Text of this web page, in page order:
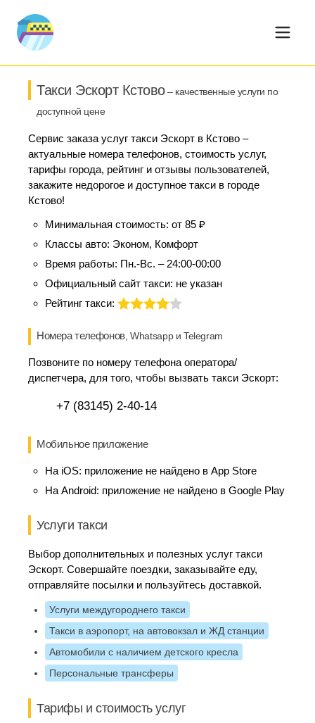
Такси Эскорт Кстово– качественные услуги по
доступной цене
Сервис заказа услуг такси Эскорт в Кстово –
актуальные номера телефонов, стоимость услуг,
тарифы города, рейтинг и отзывы пользователей,
закажите недорогое и доступное такси в городе
Кстово!
Минимальная стоимость: от 85 ₽
Классы авто: Эконом, Комфорт
Время работы: Пн.-Вс. – 24:00-00:00
Официальный сайт такси: не указан
Рейтинг такси:
Номера телефонов, Whatsapp и Telegram
Позвоните по номеру телефона оператора/
диспетчера, для того, чтобы вызвать такси Эскорт:
+7 (83145) 2-40-14
Мобильное приложение
На iOS: приложение не найдено в App Store
На Android: приложение не найдено в Google Play
Услуги такси
Выбор дополнительных и полезных услуг такси
Эскорт. Совершайте поездки, заказывайте еду,
отправляйте посылки и пользуйтесь доставкой.
Услуги междугороднего такси
Такси в аэропорт, на автовокзал и ЖД станции
Автомобили с наличием детского кресла
Персональные трансферы
Тарифы и стоимость услуг